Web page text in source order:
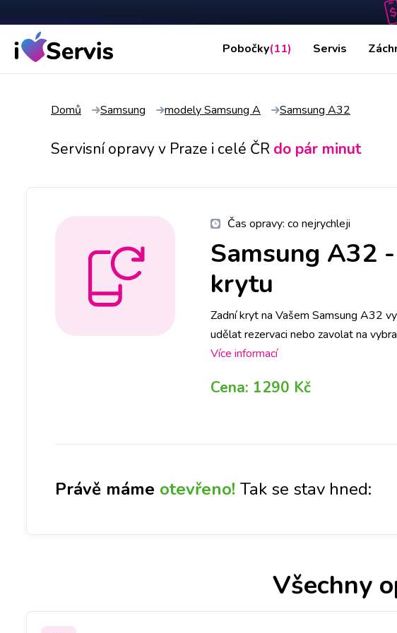
Pobočky(11) Servis
Domů Samsung modely Samsung A Samsung A32
Servisní opravy v Praze i celé ČR do pár minut
Čas opravy: co nejrychleji
Samsung A32 -
krytu
Zadní kryt na Vašem Samsung A32
udělat rezervaci nebo zavolat na
díl ve Vámi požadované barvě.
Více informací
Cena: 1290 Kč
Právě máme otevřeno! Tak se stav hned:
Všechny